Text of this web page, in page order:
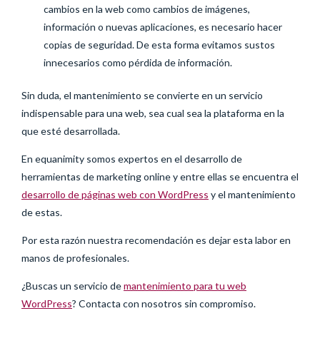
cambios en la web como cambios de imágenes,
información o nuevas aplicaciones, es necesario hacer
copias de seguridad. De esta forma evitamos sustos
innecesarios como pérdida de información.
Sin duda, el mantenimiento se convierte en un servicio
indispensable para una web, sea cual sea la plataforma en la
que esté desarrollada.
En equanimity somos expertos en el desarrollo de
herramientas de marketing online y entre ellas se encuentra el
desarrollo de páginas web con WordPress y el mantenimiento
de estas.
Por esta razón nuestra recomendación es dejar esta labor en
manos de profesionales.
¿Buscas un servicio demantenimiento para tu web
WordPress? Contacta con nosotros sin compromiso.